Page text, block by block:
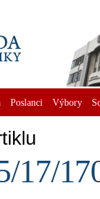
Poslanci Výbory
17/